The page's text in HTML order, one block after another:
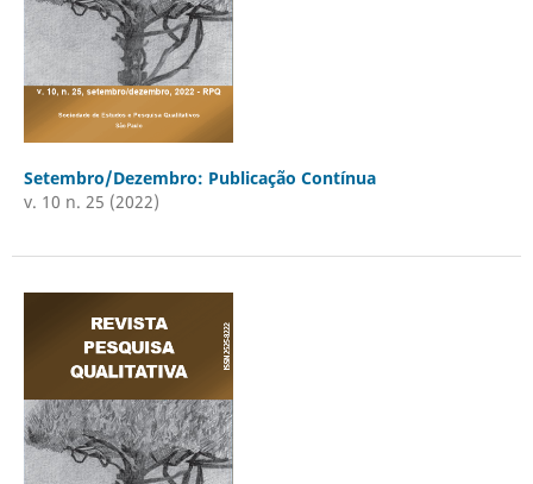
Setembro/Dezembro: Publicação Contínua
v. 10 n. 25 (2022)